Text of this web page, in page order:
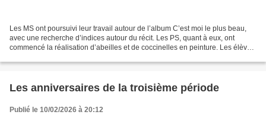
Les MS ont poursuivi leur travail autour de l’album C’est moi le plus beau,
avec une recherche d’indices autour du récit. Les PS, quant à eux, ont
commencé la réalisation d’abeilles et de coccinelles en peinture. Les élèves
Les anniversaires de la troisième période
Publié le 10/02/2026 à 20:12